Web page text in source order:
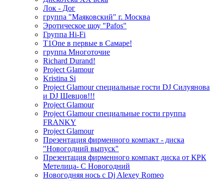
Лок - Дог
группа "Маяковский" г. Москва
Эротическое шоу "Pafos"
Группа Hi-Fi
T1One в первые в Самаре!
группа Многоточие
Richard Durand!
Project Glamour
Kristina Si
Project Glamour специальные гости DJ Силуянова
и DJ Шевцов!!!
Project Glamour
Project Glamour специальные гости группа
FRANKY
Project Glamour
Презентация фирменного компакт - диска
"Новогодний выпуск"
Презентация фирменного компакт диска от КРК
Метелица- С Новогодний
Новогодняя нось с Dj Alexey Romeo